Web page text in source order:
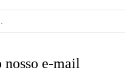
nosso e-mail